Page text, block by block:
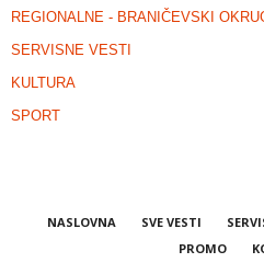
REGIONALNE - BRANIČEVSKI
SERVISNE VESTI
KULTURA
SPORT
NASLOVNA SVE VESTI
PROMO